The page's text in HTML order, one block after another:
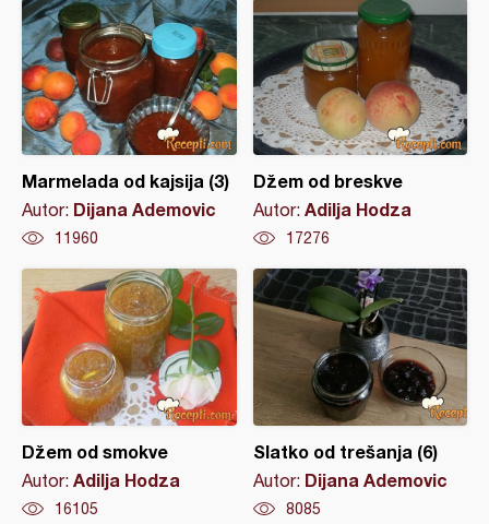
Marmelada od kajsija (3)
Autor: Dijana Ademovic
11960
Džem od breskve
Autor: Adilja Hodza
17276
Džem od smokve
Autor: Adilja Hodza
16105
Slatko od trešanja (6)
Autor: Dijana Ademovic
8085